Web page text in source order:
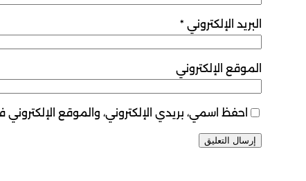
البريد الإلكتروني *
الموقع الإلكتروني
احفظ اسمي، بريدي الإلكتروني، والموقع